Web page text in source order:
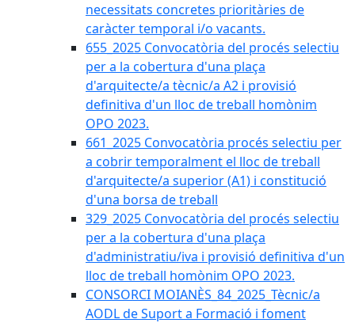
necessitats concretes prioritàries de
caràcter temporal i/o vacants.
655_2025 Convocatòria del procés selectiu
per a la cobertura d'una plaça
d'arquitecte/a tècnic/a A2 i provisió
definitiva d'un lloc de treball homònim
OPO 2023.
661_2025 Convocatòria procés selectiu per
a cobrir temporalment el lloc de treball
d'arquitecte/a superior (A1) i constitució
d'una borsa de treball
329_2025 Convocatòria del procés selectiu
per a la cobertura d'una plaça
d'administratiu/iva i provisió definitiva d'un
lloc de treball homònim OPO 2023.
CONSORCI MOIANÈS_84_2025_Tècnic/a
AODL de Suport a Formació i foment